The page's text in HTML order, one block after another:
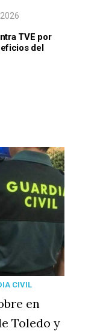
TVE por
del
CIVIL
en
Toledo y